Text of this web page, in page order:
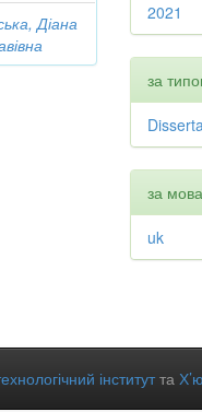
Діана
2021
за
за
uk
інститутта